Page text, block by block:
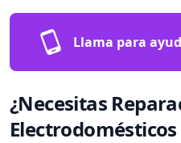
Llama para
¿Necesitas